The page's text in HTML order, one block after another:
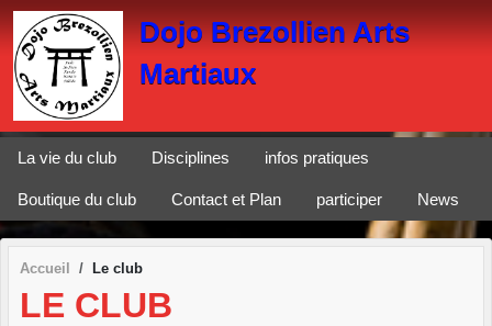
Dojo Brezollien Arts
Martiaux
La vie du club Disciplines infos pratiques
Boutique du club Contact et Plan participer News
Accueil Le club
LE CLUB
Panneau de gestion des cookies